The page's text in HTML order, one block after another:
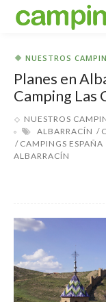
NUESTROS
Planes en
Camping Las
NUESTROS
ALBARRACÍN
CAMPINGS ESPAÑA
ALBARRACÍN